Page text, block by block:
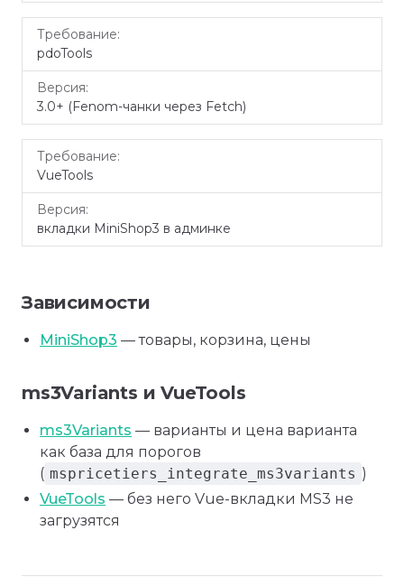
pdoTools
3.0+ (Fenom-чанки через Fetch)
VueTools
вкладки MiniShop3 в админке
Зависимости
MiniShop3 — товары, корзина, цены
ms3Variants и VueTools
ms3Variants — варианты и цена варианта
как база для порогов
( mspricetiers_integrate_ms3variants )
VueTools — без него Vue-вкладки MS3 не
загрузятся